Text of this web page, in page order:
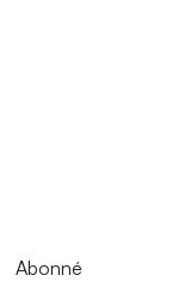
Abonné